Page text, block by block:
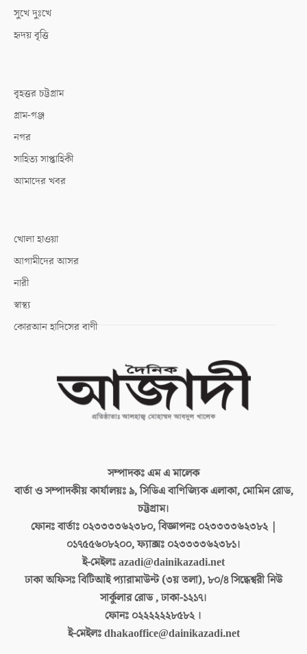
সুখে দুঃখে
হৃদয় বৃত্তি
বৃহত্তর চট্টগ্রাম
গ্রাম-গঞ্জ
নগর
সাহিত্য সাপ্তাহিকী
আমাদের খবর
খোলা হাওয়া
আগামীদের আসর
নারী
স্বাস্থ্য
কোরআন হাদিসের বাণী
সম্পাদকঃএম এ মালেক
বার্তা ও সম্পাদকীয় কার্যালয়ঃ৯, সিডিএ বাণিজ্যিক এলাকা, মোমিন রোড,
চট্টগ্রাম।
ফোনঃ বার্তাঃ ০২৩৩৩৩৬২৩৮০, বিজ্ঞাপনঃ ০২৩৩৩৩৬২৩৮২ |
০১৭৫৫৬০৮২০০, ফ্যাক্সঃ ০২৩৩৩৩৬২৩৮১।
ই-মেইলঃazadi@dainikazadi.net
ঢাকা অফিসঃবিটিআই প্যারামাউন্ট (৩য় তলা), ৮০/৪ সিদ্ধেশ্বরী নিউ
সার্কুলার রোড , ঢাকা-১২১৭।
ফোনঃ ০২২২২২২৮৫৮২ ।
ই-মেইলঃdhakaoffice@dainikazadi.net